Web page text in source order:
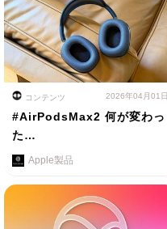
コンテンツ 2026年04月01日
#AirPodsMax2 何が変わっ
た…
Apple製品